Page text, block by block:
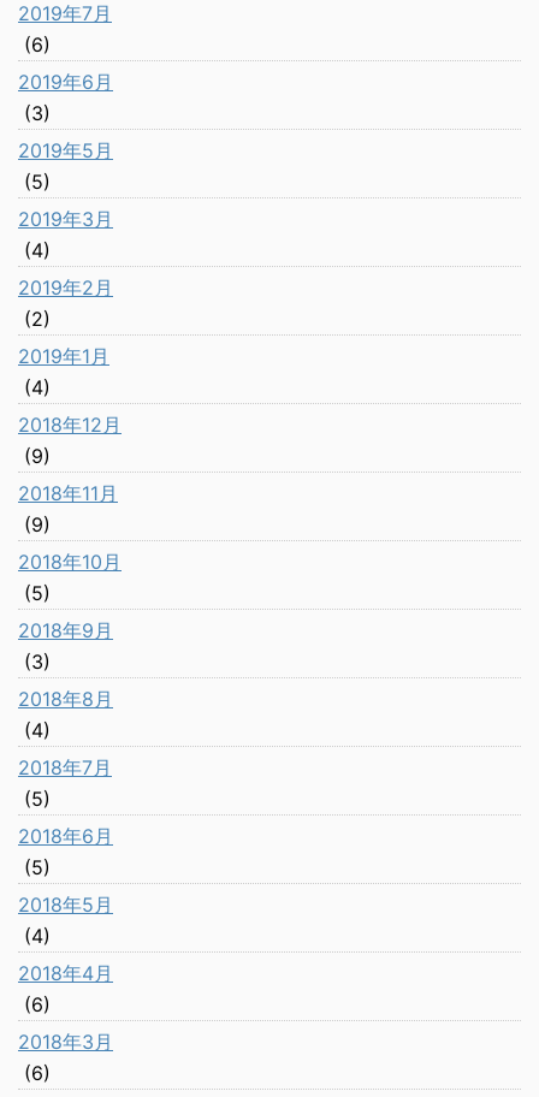
2019年7月
(6)
2019年6月
(3)
2019年5月
(5)
2019年3月
(4)
2019年2月
(2)
2019年1月
(4)
2018年12月
(9)
2018年11月
(9)
2018年10月
(5)
2018年9月
(3)
2018年8月
(4)
2018年7月
(5)
2018年6月
(5)
2018年5月
(4)
2018年4月
(6)
2018年3月
(6)